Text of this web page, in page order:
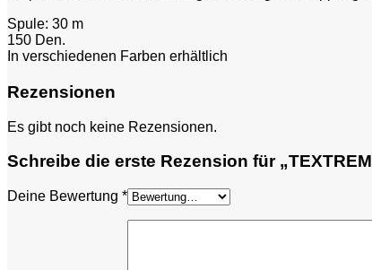
Spule: 30 m
150 Den.
In verschiedenen Farben erhältlich
Rezensionen
Es gibt noch keine Rezensionen.
Schreibe die erste Rezension für
Deine Bewertung *